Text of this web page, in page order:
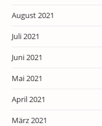
August 2021
Juli 2021
Juni 2021
Mai 2021
April 2021
März 2021